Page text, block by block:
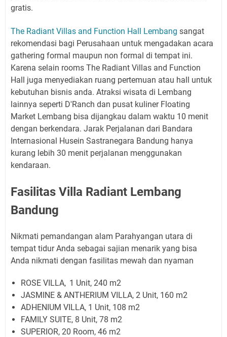
gratis.
The Radiant Villas and Function Hall Lembang sangat
rekomendasi bagi Perusahaan untuk mengadakan acara
gathering formal maupun non formal di tempat ini.
Karena selain rooms The Radiant Villas and Function
Hall juga menyediakan ruang pertemuan atau hall untuk
kebutuhan bisnis anda. Atraksi wisata di Lembang
lainnya seperti D'Ranch dan pusat kuliner Floating
Market Lembang bisa dijangkau dalam waktu 10 menit
dengan berkendara. Jarak Perjalanan dari Bandara
Internasional Husein Sastranegara Bandung hanya
kurang lebih 30 menit perjalanan menggunakan
kendaraan.
Fasilitas Villa Radiant Lembang
Bandung
Nikmati pemandangan alam Parahyangan utara di
tempat tidur Anda sebagai sajian menarik yang bisa
Anda nikmati dengan fasilitas mewah dan nyaman
ROSE VILLA, 1 Unit, 240 m2
JASMINE & ANTHERIUM VILLA, 2 Unit, 160 m2
ADHENIUM VILLA, 1 Unit, 108 m2
FAMILY SUITE, 8 Unit, 78 m2
SUPERIOR, 20 Room, 46 m2